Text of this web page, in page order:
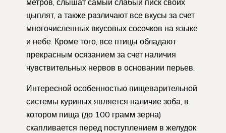
цыплят, а также различают все вкусы за счет
многочисленных вкусовых сосочков на языке
и небе. Кроме того, все птицы обладают
прекрасным осязанием за счет наличия
чувствительных нервов в основании перьев.
Интересной особенностью пищеварительной
системы куриных является наличие зоба, в
котором пища (до 100 грамм зерна)
скапливается перед поступлением в желудок.